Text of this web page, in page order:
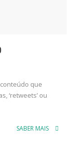
que
‘retweets’ ou
SABER MAIS